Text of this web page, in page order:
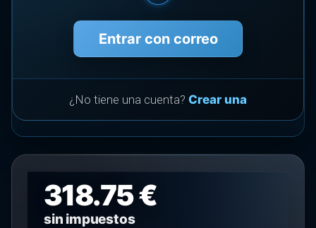
Entrar con correo
¿No tiene una cuenta? Crear una
318.75 €
sin impuestos